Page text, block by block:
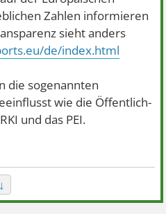
Zahlen informieren
sieht anders
de/index.html
die sogenannten
wie die Öffentlich-
und das PEI.